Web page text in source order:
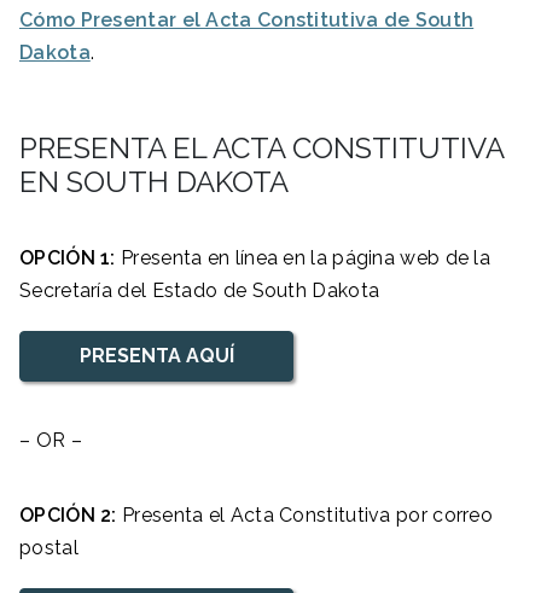
Cómo Presentar el Acta Constitutiva de South
Dakota.
PRESENTA EL ACTA CONSTITUTIVA
EN SOUTH DAKOTA
OPCIÓN 1: Presenta en línea en la página web de la
Secretaría del Estado de South Dakota
PRESENTA AQUÍ
– OR –
OPCIÓN 2: Presenta el Acta Constitutiva por correo
postal